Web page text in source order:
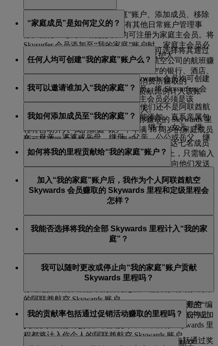
家庭主会员负责创建“我的家庭”账户、添加成员、移除
成员、进行旅行预订，以及所有其他日常账户管理事
务。任何 18 岁以上的会员，均可注册为家庭主会员。将
Skysurfer 会员添加至“我的家庭”账户时，家庭主会员必
须是该 Skysurfer 会员的已登记家长或监护人。
“家庭成员”是如何定义的？
家庭成员作为“我的家庭”账户的一员，可选择将其通过
搭乘阿联酋航空、flydubai 或合作伙伴航空公司的航班赚
取的 Skywards 里程，以及在阿联酋航空的银行、酒店、
租车、零售和生活方式合作伙伴处消费所赚取的
Skywards 里程，按 0% 或 100% 的贡献比例计入该账
户。
如果你选择 100% 贡献比例，那么你赚取的 Skywards 里
程将自动并入“我的家庭”账户，年满 18 周岁的家庭成员
均可从该账户兑换 Skywards 里程。
任何人均可创建“我的家庭”账户么？
任何年满 18 周岁的阿联酋航空 Skywards 会员均可创建
“我的家庭”账户，并担任家庭主会员。将 Skysurfers 会
员添加至“我的家庭”账户时，家庭主会员必须是该
Skysurfer 会员的已登记家长或监护人。
我可以邀请谁加入“我的家庭”？
你可邀请任何直系亲属加入。如果他们还不是阿联酋航
空Skywards会员，需要首先注册才能添加。直系亲属包
括：丈夫、妻子、同居伴侣、儿子、继子、女儿、继
女、母亲、婆婆或岳母、继母、父亲、公公或岳父、继
父、兄弟、姐妹、孙女、孙子和家庭佣工。
我如何添加成员至“我的家庭”？
创建“我的家庭”账户后，你即可看到邀请多达七名成员
的选项。若你添加的成员年龄在 18 岁或以上，只需输入
他们的详细信息，然后我们将通过电子邮件向他们发送
如果你添加的是儿童成员，只要该儿童已是 Skysurfers
会员，且家庭主会员为其已登记的家长或监护人，则无
也可添加婴儿以便更轻松地进行兑换，但他们无法赚取
Skywards 里程或将之计入“我的家庭”账户。
向会员发送的电子邮件中会提及有效期）。
电子邮件邀请函发出后，会引导个人进入阿联酋航空
Skywards 登录/立即加入页面。个人需要登录其账户或加
会员需要使用唯一的电子邮件地址加入阿联酋航空
如何将我的里程贡献给“我的家庭”账户？
里程贡献百分比：0% 或 100%。你可以随时调整该贡献
率。
加入“我的家庭”账户后，我作为个人阿联酋航空
Skywards 会员赚取的 Skywards 里程和定级里程会
怎样？
未来通过搭乘阿联酋航空航班赚取的任何 Skywards 里
程，你可选择将其中一部分或全部贡献给“我的家庭”账
我能否选择将我的全部 Skywards 里程计入“我的家
庭”？
样你在未来搭乘阿联酋航空航班或通过我们合作伙伴赚
取的全部 Skywards 里程都将计入你的“我的家庭”账户。
的阿联酋航空 Skywards 账户。
我可以随时更改或停止向“我的家庭”账户贡献
Skywards 里程吗？
可以，你可以选择“我的家庭”概览面板上你姓名旁的“编
辑”按钮，随时将贡献比例更改为 0% 或 100%，或停止
贡献。如果你将贡献比例设为零，未来所有 Skywards 里
程都将计入你个人的阿联酋航空 Skywards 账户。
我的贡献率包括通过促销活动赚取的里程吗？
包括，贡献包含所有赚取的 Skywards 里程，包括通过奖